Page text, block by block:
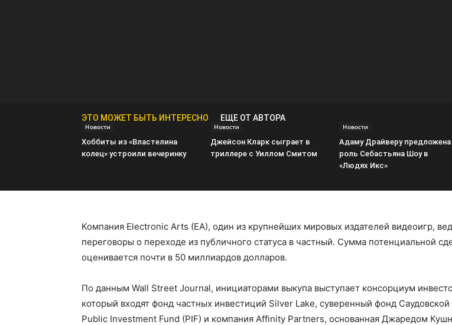
ЭТО МОЖЕТ БЫТЬ ИНТЕРЕСНО ЕЩЕ ОТ АВТОРА
Новости
Хоббиты из «Властелина
колец» устроили вечеринку
Новости
Джейсон Кларк сыграет в
триллере с Уиллом Смитом
Новости
Адаму Драйверу предложена
роль Себастьяна Шоу в
«Людях Икс»
Компания Electronic Arts (EA), один из крупнейших мировых издателей видеоигр,
переговоры о переходе из публичного статуса в частный. Сумма потенциальной
оценивается почти в 50 миллиардов долларов.
По данным Wall Street Journal, инициаторами выкупа выступает консорциум
который входят фонд частных инвестиций Silver Lake, суверенный фонд Саудовской
Public Investment Fund (PIF) и компания Affinity Partners, основанная Джаредом